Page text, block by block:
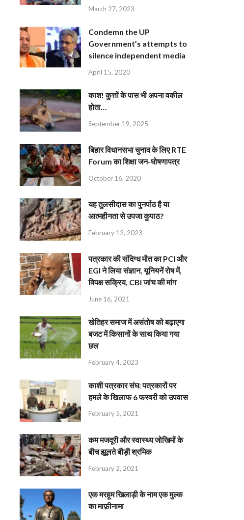
March 27, 2023
Condemn the UP
Government’s attempts to
silence independent media
April 15, 2020
काश! कुत्तों के पास भी अपना वकील
होता…
September 19, 2025
बिहार विधानसभा चुनाव के लिए RTE
Forum का शिक्षा जन-घोषणापत्र
October 16, 2020
यह तुलसीदास का पुनर्पाठ है या
आत्महीनता से उपजा कुपाठ?
February 12, 2023
पत्रकार की संदिग्ध मौत का PCI और
EGI ने लिया संज्ञान, यूनियनें रोष में,
विपक्ष सक्रिय, CBI जांच की मांग
June 16, 2021
खेतिहर समाज में असंतोष को बढ़ाएगा
बजट में किसानों के साथ किया गया
छल
February 4, 2023
काशी पत्रकार संघ: पत्रकारों पर
हमले के खिलाफ 6 फरवरी को उपवास
February 5, 2021
कम मजदूरी और स्वास्थ्य जोखिमों के
बीच झूलते बीड़ी श्रमिक
February 2, 2021
एक मरहूम खिलाड़ी के नाम एक मुल्क
का माफ़ीनामा